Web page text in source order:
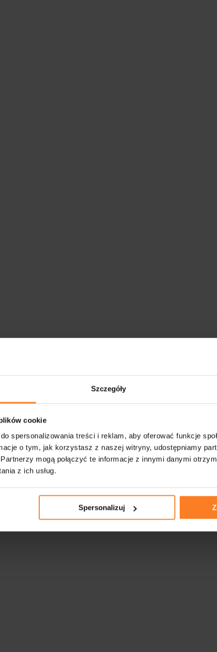
Szczegóły
cookie
spersonalizowania treści i reklam, aby oferować funkcje
o tym, jak korzystasz z naszej witryny, udostępniamy
mogą połączyć te informacje z innymi danymi
z ich usług.
Spersonalizuj